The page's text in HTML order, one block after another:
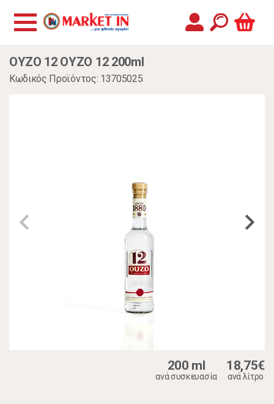
ΟΥΖΟ 12 ΟΥΖΟ 12 200ml
Κωδικός Προϊόντος: 13705025
200 ml
ανά συσκευασία
18,75€
ανά λίτρο